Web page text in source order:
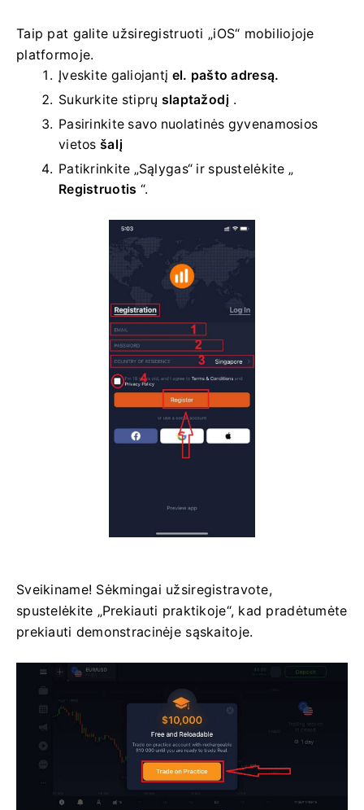
Taip pat galite užsiregistruoti „iOS“ mobiliojoje
platformoje.
Įveskite galiojantį el. pašto adresą.
Sukurkite stiprų slaptažodį .
Pasirinkite savo nuolatinės gyvenamosios
vietos šalį
Patikrinkite „Sąlygas“ ir spustelėkite „
Registruotis “.
Sveikiname! Sėkmingai užsiregistravote,
spustelėkite „Prekiauti praktikoje“, kad pradėtumėte
prekiauti demonstracinėje sąskaitoje.